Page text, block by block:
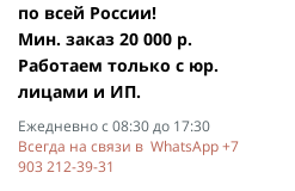
по всей России!
Мин. заказ 20 000 р.
Работаем только с юр.
лицами и ИП.
Ежедневно с 08:30 до 17:30
Всегда на связи в WhatsApp +7
903 212-39-31